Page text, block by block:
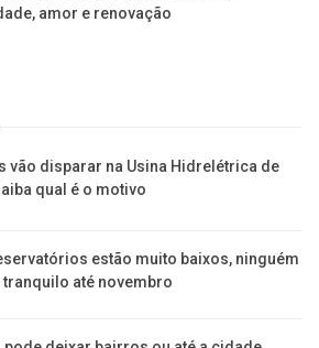
amor e renovação
vão disparar na Usina Hidrelétrica de
qual é o motivo
estão muito baixos, ninguém
até novembro